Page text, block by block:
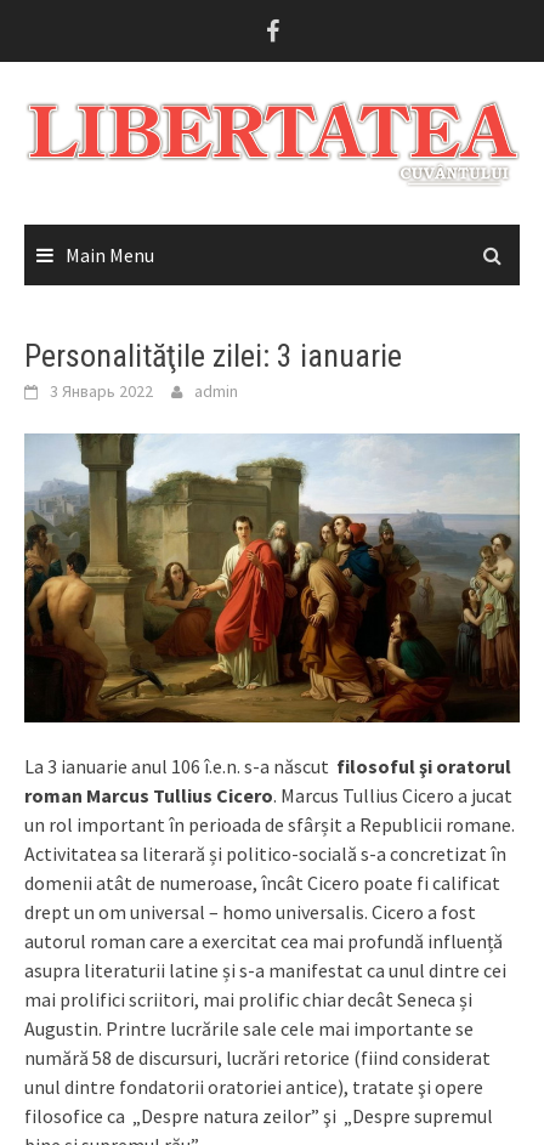
Main Menu
Personalităţile zilei: 3 ianuarie
3 Январь 2022 admin
La 3 ianuarie anul 106 î.e.n. s-a născut filosoful şi oratorul
roman Marcus Tullius Cicero. Marcus Tullius Cicero a jucat
un rol important în perioada de sfârșit a Republicii romane.
Activitatea sa literară și politico-socială s-a concretizat în
domenii atât de numeroase, încât Cicero poate fi calificat
drept un om universal – homo universalis. Cicero a fost
autorul roman care a exercitat cea mai profundă influență
asupra literaturii latine și s-a manifestat ca unul dintre cei
mai prolifici scriitori, mai prolific chiar decât Seneca și
Augustin. Printre lucrările sale cele mai importante se
numără 58 de discursuri, lucrări retorice (fiind considerat
unul dintre fondatorii oratoriei antice), tratate şi opere
filosofice ca „Despre natura zeilor” şi „Despre supremul